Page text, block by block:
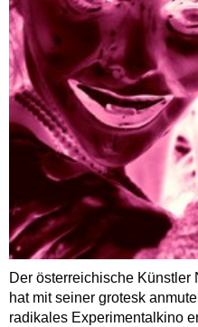
Der österreichische Künstler
hat mit seiner grotesk
radikales Experimentalkino